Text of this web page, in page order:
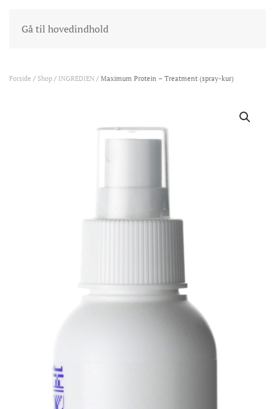
Gå til hovedindholdINDKØBSKURV
Forside / Shop / INGREDIEN / Maximum Protein – Treatment (spray-kur)